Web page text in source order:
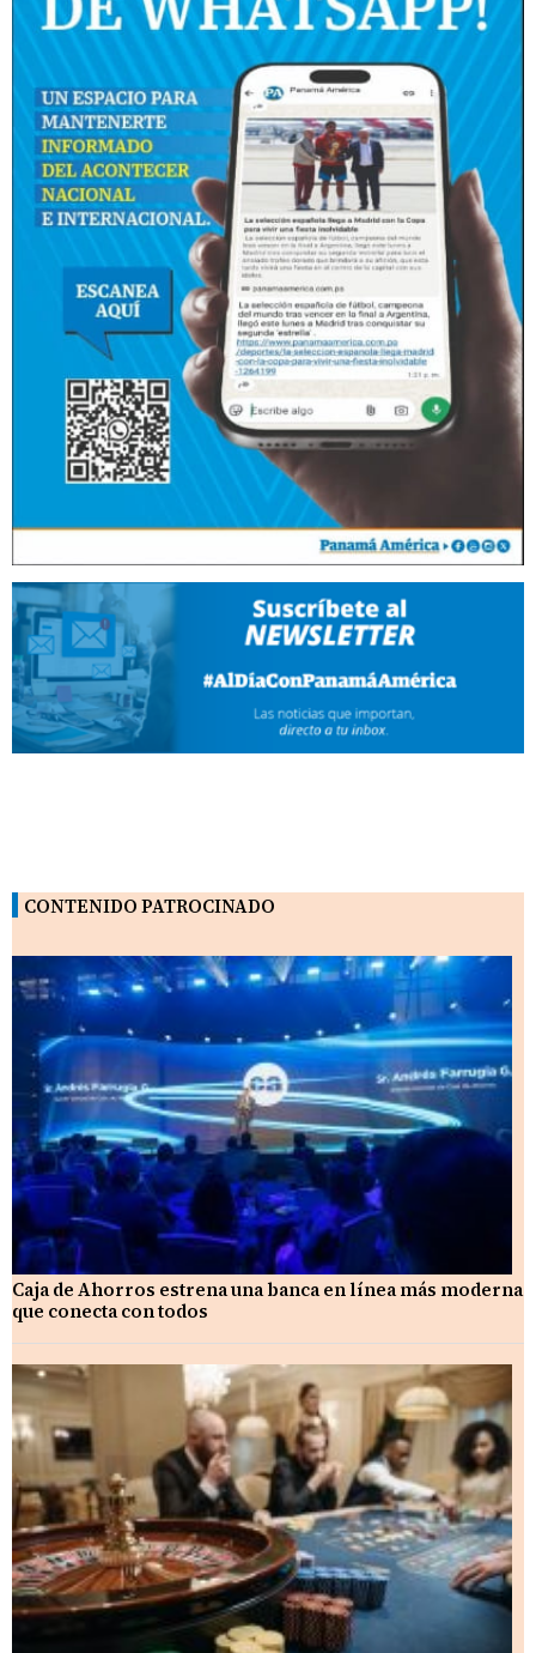
CONTENIDO PATROCINADO
Caja de Ahorros estrena una banca en línea más moderna
que conecta con todos